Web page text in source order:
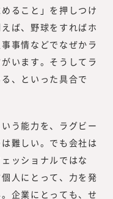
ること」を押しつけ
ば、野球をすればホ
事情などでなぜかラ
います。そうしてラ
、といった具合で
う能力を、ラグビー
難しい。でも会社は
ッショナルではな
人にとって、力を発
企業にとっても、せ